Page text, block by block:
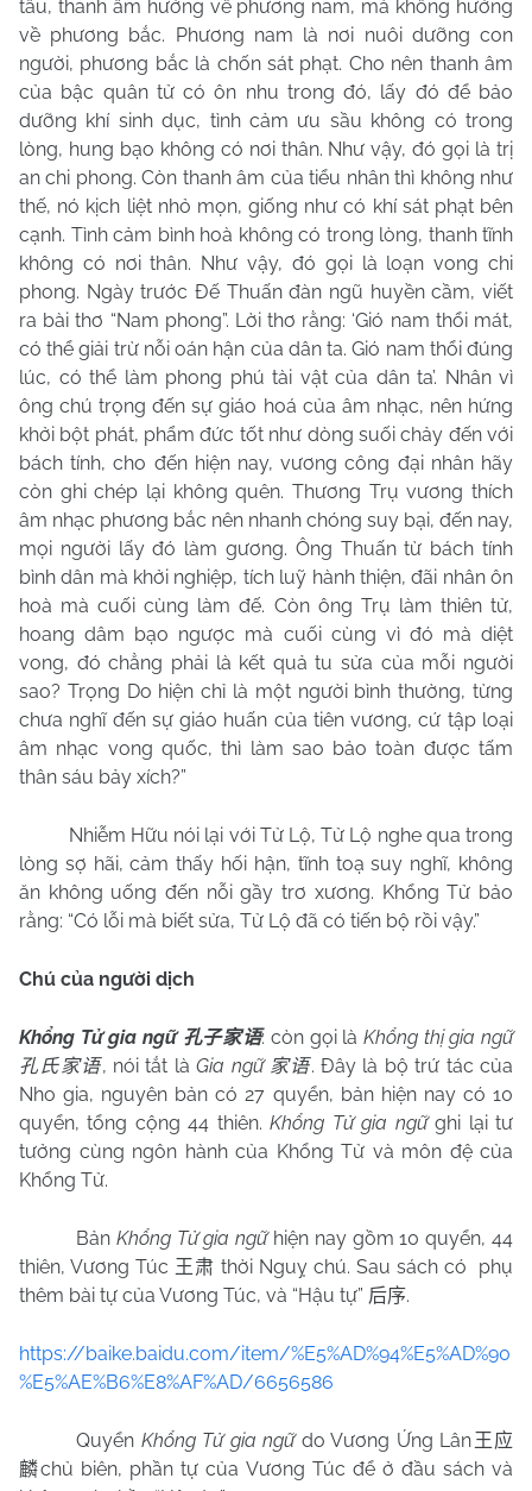
tấu, thanh âm hướng về phương nam, mà không hướng
về phương bắc. Phương nam là nơi nuôi dưỡng con
người, phương bắc là chốn sát phạt. Cho nên thanh âm
của bậc quân tử có ôn nhu trong đó, lấy đó để bảo
dưỡng khí sinh dục, tình cảm ưu sầu không có trong
lòng, hung bạo không có nơi thân. Như vậy, đó gọi là trị
an chi phong. Còn thanh âm của tiểu nhân thì không như
thế, nó kịch liệt nhỏ mọn, giống như có khí sát phạt bên
cạnh. Tình cảm bình hoà không có trong lòng, thanh tĩnh
không có nơi thân. Như vậy, đó gọi là loạn vong chi
phong. Ngày trước Đế Thuấn đàn ngũ huyền cầm, viết
ra bài thơ “Nam phong”. Lời thơ rằng: ‘Gió nam thổi mát,
có thể giải trừ nỗi oán hận của dân ta. Gió nam thổi đúng
lúc, có thể làm phong phú tài vật của dân ta’. Nhân vì
ông chú trọng đến sự giáo hoá của âm nhạc, nên hứng
khởi bột phát, phẩm đức tốt như dòng suối chảy đến với
bách tính, cho đến hiện nay, vương công đại nhân hãy
còn ghi chép lại không quên. Thương Trụ vương thích
âm nhạc phương bắc nên nhanh chóng suy bại, đến nay,
mọi người lấy đó làm gương. Ông Thuấn từ bách tính
bình dân mà khởi nghiệp, tích luỹ hành thiện, đãi nhân ôn
hoà mà cuối cùng làm đế. Còn ông Trụ làm thiên tử,
hoang dâm bạo ngược mà cuối cùng vì đó mà diệt
vong, đó chẳng phải là kết quả tu sửa của mỗi người
sao? Trọng Do hiện chỉ là một người bình thường, từng
chưa nghĩ đến sự giáo huấn của tiên vương, cứ tập loại
âm nhạc vong quốc, thì làm sao bảo toàn được tấm
thân sáu bảy xích?”
Nhiễm Hữu nói lại với Tử Lộ, Tử Lộ nghe qua trong
lòng sợ hãi, cảm thấy hối hận, tĩnh toạ suy nghĩ, không
ăn không uống đến nỗi gầy trơ xương. Khổng Tử bảo
rằng: “Có lỗi mà biết sửa, Tử Lộ đã có tiến bộ rồi vậy.”
Chú của người dịch
Khổng Tử gia ngữ 孔子家语: còn gọi làKhổng thị gia ngữ
孔氏家语, nói tắt làGia ngữ 家语. Đây là bộ trứ tác của
Nho gia, nguyên bản có 27 quyển, bản hiện nay có 10
quyển, tổng cộng 44 thiên.Khổng Tử gia ngữghi lại tư
tưởng cùng ngôn hành của Khổng Tử và môn đệ của
Khổng Tử.
Bản Khổng Tử gia ngữhiện nay gồm 10 quyển, 44
thiên, Vương Túc 王肃 thời Nguỵ chú. Sau sách có
phụ
thêm bài tự của Vương Túc, và “Hậu tự” 后序.
https://baike.baidu.com/item/%E5%AD%94%E5%AD%90
%E5%AE%B6%E8%AF%AD/6656586
Quyển Khổng Tử gia ngữdo Vương Ứng Lân 王应
麟chủ biên, phần tự của Vương Túc để ở đầu sách và